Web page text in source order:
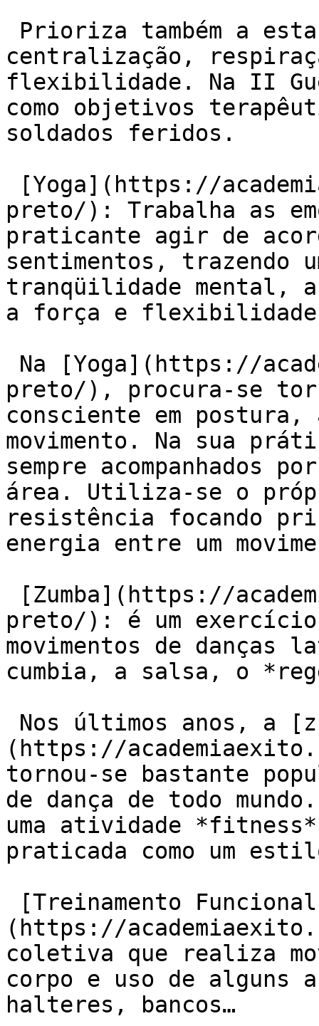
centralização,
flexibilidade. Na II
como objetivos
soldados feridos.
preto/): Trabalha as
praticante agir de
sentimentos, trazendo
tranqüilidade mental,
a força e
preto/), procura-se
consciente em postura,
movimento. Na sua
sempre acompanhados
área. Utiliza-se o
resistência focando
energia entre um
preto/): é um exercício
movimentos de danças
cumbia, a salsa, o
(https://
tornou-se bastante
de dança de todo
uma atividade *fitness*,
praticada como um
(https://
coletiva que realiza
corpo e uso de alguns
halteres, bancos…